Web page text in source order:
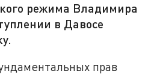
режима Владимира
в Давосе
прав